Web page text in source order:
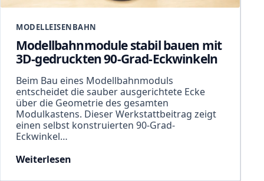
MODELLEISENBAHN
Modellbahnmodule stabil bauen mit
3D-gedruckten 90-Grad-Eckwinkeln
Beim Bau eines Modellbahnmoduls
entscheidet die sauber ausgerichtete Ecke
über die Geometrie des gesamten
Modulkastens. Dieser Werkstattbeitrag zeigt
einen selbst konstruierten 90-Grad-
Eckwinkel…
Weiterlesen